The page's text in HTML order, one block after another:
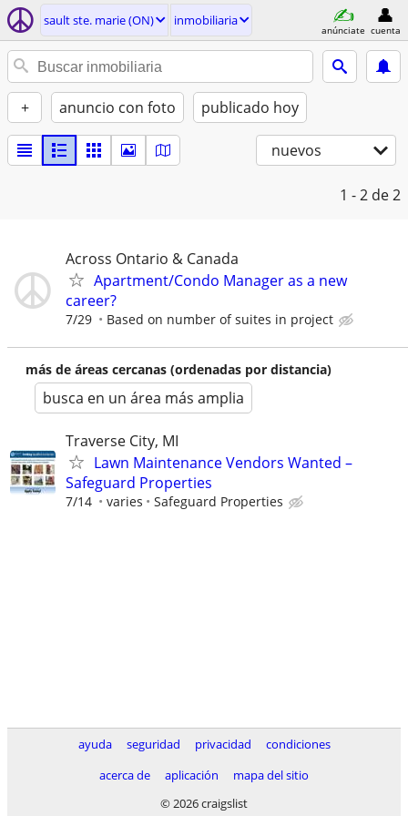
sault ste. marie (ON) inmobiliaria
anúnciate cuenta
+ anuncio con foto publicado hoy
nuevos
1 - 2 de 2
Across Ontario & Canada
Apartment/Condo Manager as a new
career?
7/29 Based on number of suites in project
más de áreas cercanas (ordenadas por distancia)
busca en un área más amplia
Traverse City, MI
Lawn Maintenance Vendors Wanted –
Safeguard Properties
7/14 varies Safeguard Properties
ayuda seguridad privacidad
condiciones
acerca de
aplicación
mapa del sitio
© 2026 craigslist